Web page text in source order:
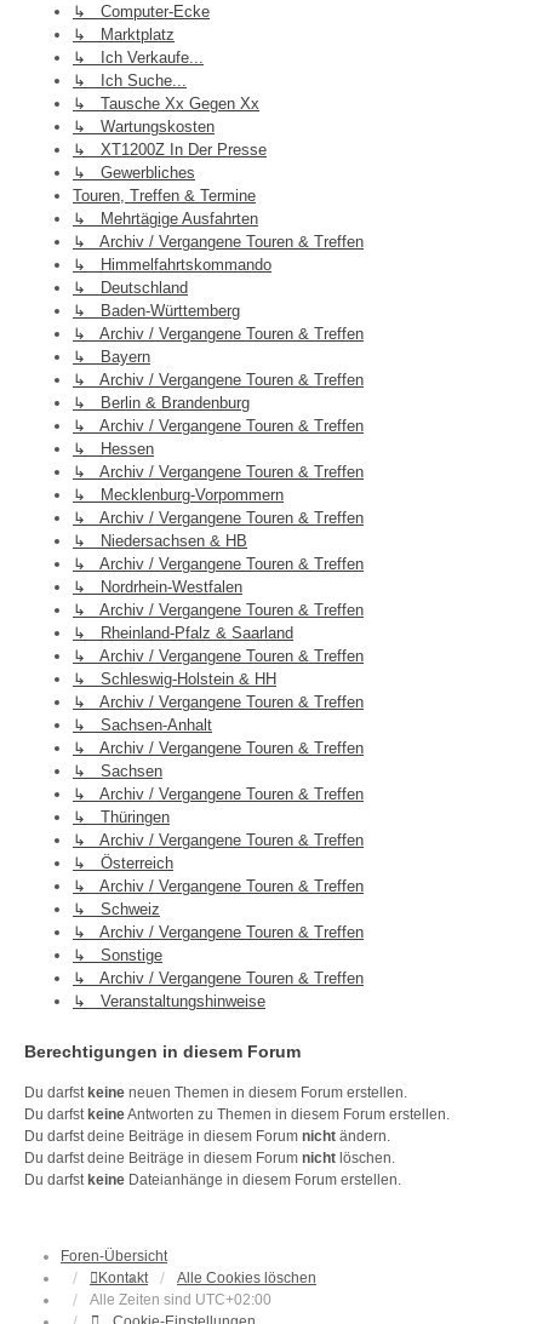
↳ Computer-Ecke
↳ Marktplatz
↳ Ich Verkaufe...
↳ Ich Suche...
↳ Tausche Xx Gegen Xx
↳ Wartungskosten
↳ XT1200Z In Der Presse
↳ Gewerbliches
Touren, Treffen & Termine
↳ Mehrtägige Ausfahrten
↳ Archiv / Vergangene Touren & Treffen
↳ Himmelfahrtskommando
↳ Deutschland
↳ Baden-Württemberg
↳ Archiv / Vergangene Touren & Treffen
↳ Bayern
↳ Archiv / Vergangene Touren & Treffen
↳ Berlin & Brandenburg
↳ Archiv / Vergangene Touren & Treffen
↳ Hessen
↳ Archiv / Vergangene Touren & Treffen
↳ Mecklenburg-Vorpommern
↳ Archiv / Vergangene Touren & Treffen
↳ Niedersachsen & HB
↳ Archiv / Vergangene Touren & Treffen
↳ Nordrhein-Westfalen
↳ Archiv / Vergangene Touren & Treffen
↳ Rheinland-Pfalz & Saarland
↳ Archiv / Vergangene Touren & Treffen
↳ Schleswig-Holstein & HH
↳ Archiv / Vergangene Touren & Treffen
↳ Sachsen-Anhalt
↳ Archiv / Vergangene Touren & Treffen
↳ Sachsen
↳ Archiv / Vergangene Touren & Treffen
↳ Thüringen
↳ Archiv / Vergangene Touren & Treffen
↳ Österreich
↳ Archiv / Vergangene Touren & Treffen
↳ Schweiz
↳ Archiv / Vergangene Touren & Treffen
↳ Sonstige
↳ Archiv / Vergangene Touren & Treffen
↳ Veranstaltungshinweise
Berechtigungen in diesem Forum
Du darfst keine neuen Themen in diesem Forum erstellen.
Du darfst keineAntworten zu Themen in diesem Forum erstellen.
Du darfst deine Beiträge in diesem Forum nicht ändern.
Du darfst deine Beiträge in diesem Forum nicht löschen.
Du darfst keine Dateianhänge in diesem Forum erstellen.
Foren-Übersicht
Kontakt
Alle Cookies löschen
Alle Zeiten sind UTC+02:00